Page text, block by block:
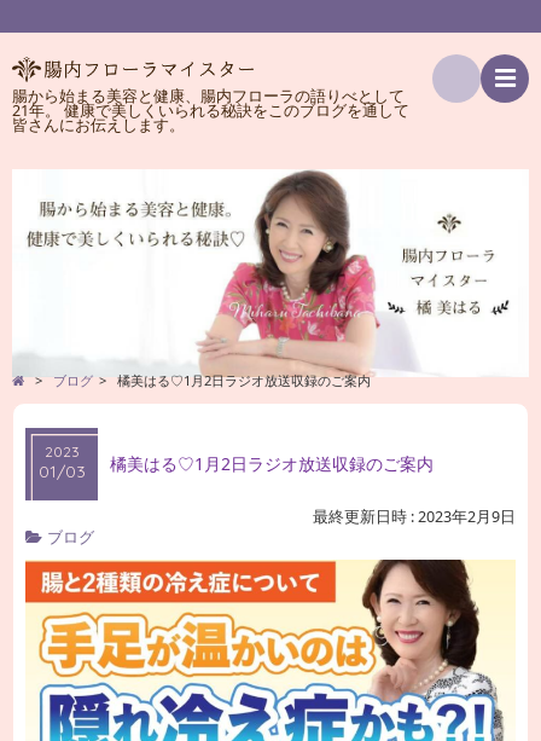
腸から始まる美容と健康、腸内フローラの語りべとして
21年。 健康で美しくいられる秘訣をこのブログを通して
皆さんにお伝えします。
索
> ブログ > 橘美はる♡1月2日ラジオ放送収録のご案内
2023
01/03 橘美はる♡1月2日ラジオ放送収録のご案内
最終更新日時 : 2023年2月9日
ブログ